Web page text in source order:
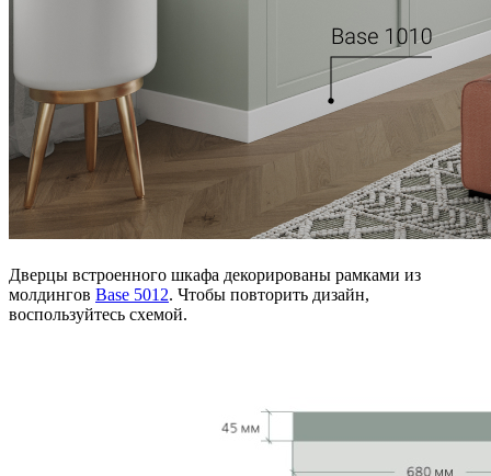
Дверцы встроенного шкафа декорированы рамками из
молдингов Base 5012. Чтобы повторить дизайн,
воспользуйтесь схемой.